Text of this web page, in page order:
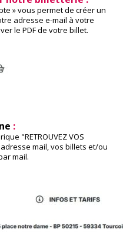
» vous permet de créer un
adresse e-mail à votre
le PDF de votre billet.
:
"RETROUVEZ VOS
mail, vos billets et/ou
mail.